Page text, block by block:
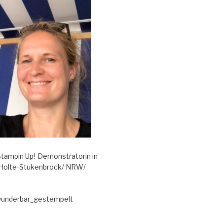
Up!-Demonstratorin in
Stukenbrock/ NRW/